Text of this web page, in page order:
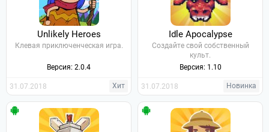
Unlikely Heroes
Клевая приключенческая игра.
Версия: 2.0.4
31.07.2018 Хит
Idle Apocalypse
Создайте свой собственный
культ.
Версия: 1.10
31.07.2018 Новинка